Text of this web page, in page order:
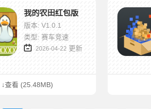
我的农田红包版
版本: V1.0.1
类型: 赛车竞速
2026-04-22 更新
↓查看 (25.48MB)